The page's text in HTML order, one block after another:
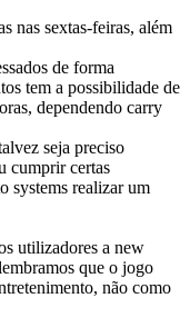
nas sextas-feiras, além
de forma
tem a possibilidade de
dependendo carry
seja preciso
cumprir certas
systems realizar um
utilizadores a new
que o jogo
não como